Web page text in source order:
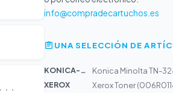
info@compradecartuchos.es
UNA SELECCIÓN DE
KONICA-MIN...
Konica Minolta TN-
XEROX
Xerox Toner